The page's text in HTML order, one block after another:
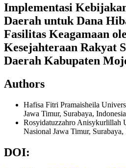
Implementasi
Daerah untuk Dana
Fasilitas Keagamaan
Kesejahteraan Rakyat
Daerah Kabupaten
Authors
Hafisa Fitri Pramaisheila
Jawa Timur, Surabaya, Indonesia
Rosyidatuzzahro Anisykurlillah
Nasional Jawa Timur, Surabaya,
DOI: